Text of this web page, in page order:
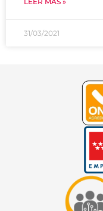
31/03/2021